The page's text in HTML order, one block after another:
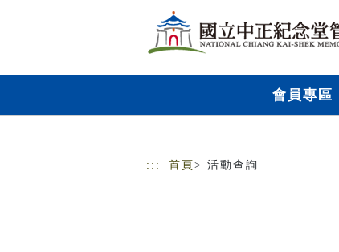
會員專區
::: 首頁 > 活動查詢